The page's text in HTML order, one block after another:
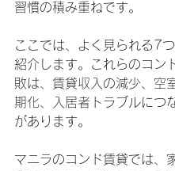
習慣の積み重ねです。
ここでは、よく見られる7
紹介します。これらのコン
敗は、賃貸収入の減少、空
期化、入居者トラブルにつ
があります。
マニラのコンド賃貸では、